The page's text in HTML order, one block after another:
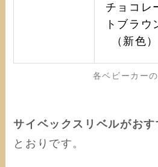
チョコレ
トブラウ
（新色）
各ベビーカー
サイベックスリベルがおす
とおりです。